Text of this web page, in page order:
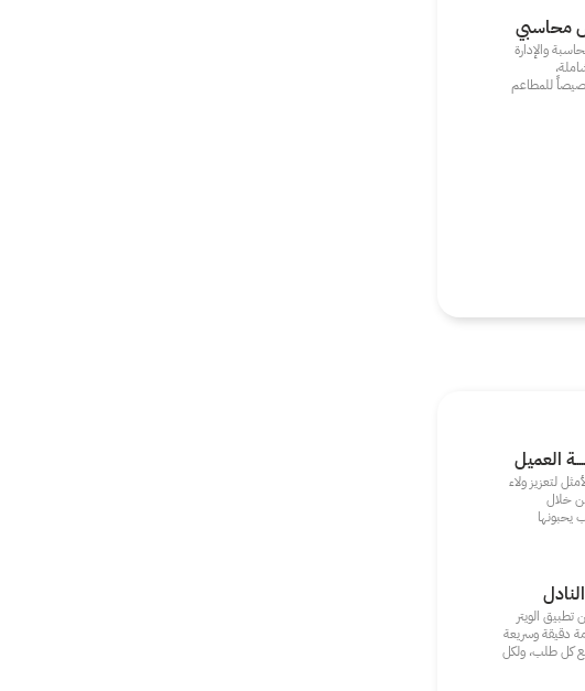
محاسبي
والإدارة
للمطاعم
العميل
لتعزيز ولاء
خلال
يحبونها
تطبيق الويتر
دقيقة وسريعة
كل طلب، ولكل